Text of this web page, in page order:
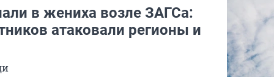
в жениха возле ЗАГСа:
атаковали регионы и